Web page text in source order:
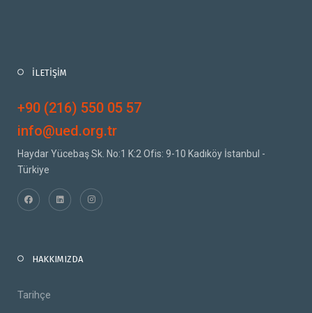
İLETİŞİM
+90 (216) 550 05 57
info@ued.org.tr
Haydar Yücebaş Sk. No:1 K:2 Ofis: 9-10 Kadıköy İstanbul -
Türkiye
HAKKIMIZDA
Tarihçe